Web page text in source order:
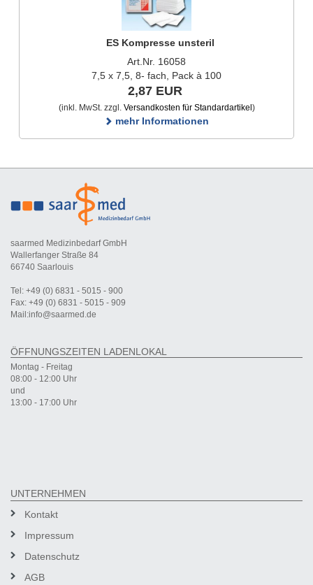
ES Kompresse unsteril
Art.Nr. 16058
7,5 x 7,5, 8- fach, Pack à 100
2,87 EUR
(inkl. MwSt. zzgl. Versandkosten für Standardartikel)
mehr Informationen
saarmed Medizinbedarf GmbH
Wallerfanger Straße 84
66740 Saarlouis
Tel: +49 (0) 6831 - 5015 - 900
Fax: +49 (0) 6831 - 5015 - 909
Mail:info@saarmed.de
ÖFFNUNGSZEITEN LADENLOKAL
Montag - Freitag
08:00 - 12:00 Uhr
und
13:00 - 17:00 Uhr
UNTERNEHMEN
Kontakt
Impressum
Datenschutz
AGB